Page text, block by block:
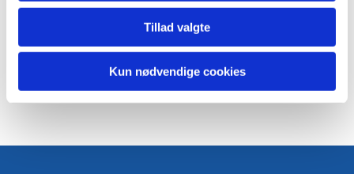
Tillad valgte
Kun nødvendige cookies